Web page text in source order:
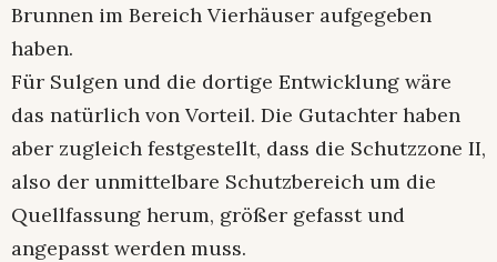
Brunnen im Bereich Vierhäuser aufgegeben
haben.
Für Sulgen und die dortige Entwicklung wäre
das natürlich von Vorteil. Die Gutachter haben
aber zugleich festgestellt, dass die Schutzzone II,
also der unmittelbare Schutzbereich um die
Quellfassung herum, größer gefasst und
angepasst werden muss.